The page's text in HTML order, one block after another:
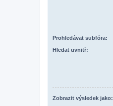
Prohledávat subfóra:
Hledat uvnitř:
Zobrazit výsledek jako: